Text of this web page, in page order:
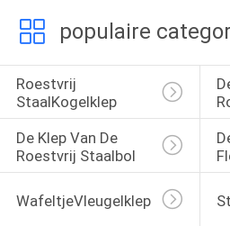
populaire
Roestvrij
StaalKogelklep
De Klep Van De
Roestvrij Staalbol
WafeltjeVleugelklep